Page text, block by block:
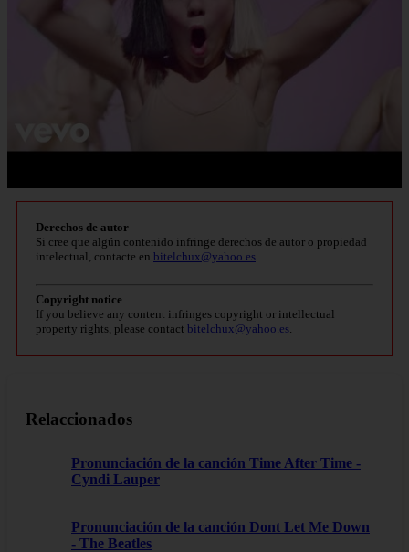
Derechos de autor
Si cree que algún contenido infringe derechos de autor o propiedad
intelectual, contacte en bitelchux@yahoo.es
Copyright notice
If you believe any content infringes copyright or intellectual
property rights, please contact bitelchux@yahoo.es
Relaccionados
Pronunciación de la canción Time After Time -
Cyndi Lauper
Pronunciación de la canción Dont Let Me Down
- The Beatles